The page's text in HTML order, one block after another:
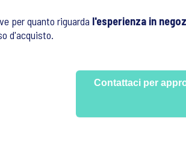
per quanto riguarda l'esperienza in
d'acquisto.
Contattaci per